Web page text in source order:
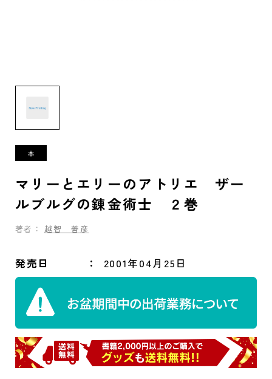
マリーとエリーのアトリエ ザー
ルブルグの錬金術士 ２巻
著者： 越智 善彦
発売日 2001年04月25日